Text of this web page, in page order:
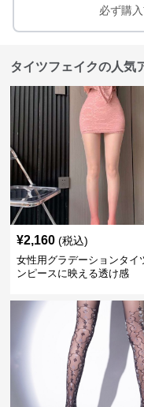
必ず購
タイツフェイクの人気
¥2,160 (税込)
女性用グラデーションタイ
ンピースに映える透け感